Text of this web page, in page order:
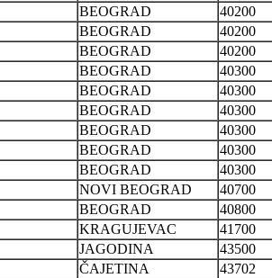
BEOGRAD 40200
BEOGRAD 40200
BEOGRAD 40200
BEOGRAD 40300
BEOGRAD 40300
BEOGRAD 40300
BEOGRAD 40300
BEOGRAD 40300
BEOGRAD 40300
NOVI BEOGRAD 40700
BEOGRAD 40800
KRAGUJEVAC 41700
JAGODINA 43500
ČAJETINA 43702